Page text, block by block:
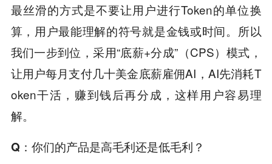
最丝滑的方式是不要让用户进行Token的单位换
算，用户最能理解的符号就是金钱或时间。所以
我们一步到位，采用“底薪+分成”（CPS）模式，
让用户每月支付几十美金底薪雇佣AI，AI先消耗T
oken干活，赚到钱后再分成，这样用户容易理
解。
Q ：你们的产品是高毛利还是低毛利？